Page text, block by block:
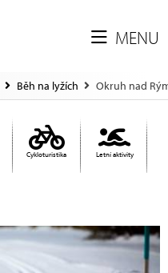
MENU
Běh na lyžích Okruh nad
Cykloturistika Letní aktivity